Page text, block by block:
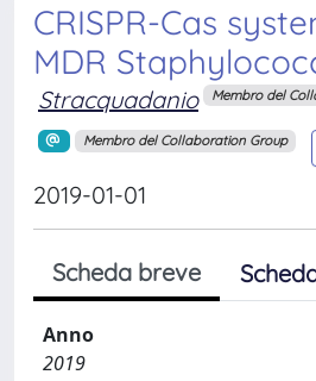
CRISPR-Cas
MDR
Stracquadanio Membro del
Membro del Collaboration Group
2019-01-01
Scheda breve
Anno
2019